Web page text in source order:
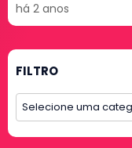
há 2 anos
FILTRO